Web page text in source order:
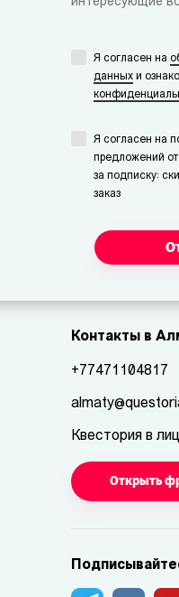
Я согласен на
данных и
Я согласен на
предложений
за подписку:
заказ
Контакты в
+77471104817
Квестория в
Открыть